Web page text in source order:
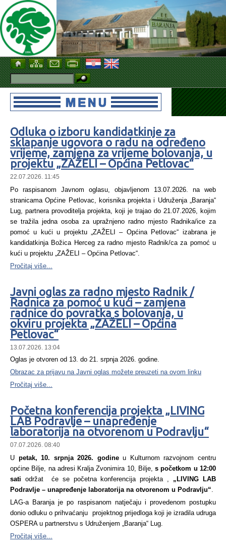
Odluka o izboru kandidatkinje za
sklapanje ugovora o radu na određeno
vrijeme, zamjena za vrijeme bolovanja, u
projektu „ZAŽELI – Općina Petlovac“
22.07.2026. 11:45
Po raspisanom Javnom oglasu, objavljenom 13.07.2026. na web
stranicama Općine Petlovac, korisnika projekta i Udruženja „Baranja“
Lug, partnera provoditelja projekta, koji je trajao do 21.07.2026, kojim
se tražila jedna osoba za upražnjeno radno mjesto Radnika/ice za
pomoć u kući u projektu „ZAŽELI – Općina Petlovac“ izabrana je
kandidatkinja Božica Herceg za radno mjesto Radnik/ca za pomoć u
kući u projektu „ZAŽELI – Općina Petlovac“.
Pročitaj više...
Javni oglas za radno mjesto Radnik /
Radnica za pomoć u kući – zamjena
radnice do povratka s bolovanja, u
okviru projekta „ZAŽELI – Općina
Petlovac“
13.07.2026. 13:04
Oglas je otvoren od 13. do 21. srpnja 2026. godine.
Obrazac za prijavu na Javni oglas možete preuzeti na ovom linku
Pročitaj više...
Početna konferencija projekta „LIVING
LAB Podravlje – unapređenje
laboratorija na otvorenom u Podravlju“
07.07.2026. 08:40
U petak, 10. srpnja 2026. godineu Kulturnom razvojnom centru
općine Bilje, na adresi Kralja Zvonimira 10, Bilje,s početkom u 12:00
sati održat će se početna konferencija projekta , „LIVING LAB
Podravlje – unapređenje laboratorija na otvorenom u Podravlju“.
LAG-a Baranja je po raspisanom natječaju i provedenom postupku
donio odluku o prihvaćanju projektnog prijedloga koji je izradila udruga
OSPERA u partnerstvu s Udruženjem „Baranja“ Lug.
Pročitaj više...